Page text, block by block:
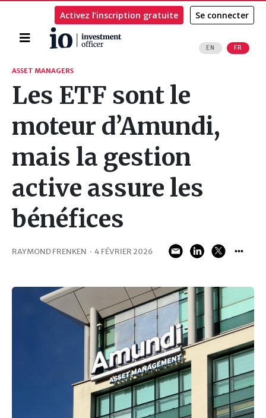
Accueil
EN FR
Activez l’inscription gratuite Se connecter
Rechercher
ASSET MANAGERS
Les ETF sont le
moteur d’Amundi,
mais la gestion
active assure les
bénéfices
RAYMOND FRENKEN · 4 FÉVRIER 2026